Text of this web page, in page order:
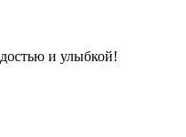
и улыбкой!